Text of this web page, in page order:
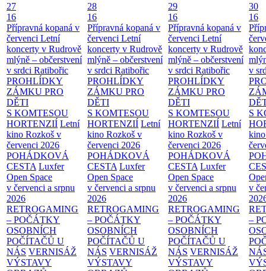
27
16
Přípravná kopaná v
červenci Letní
koncerty v Rudrově
mlýně – občerstvení
v srdci Ratibořic
PROHLÍDKY
ZÁMKU PRO
DĚTI
S KOMTESOU
HORTENZIÍ Letní
kino Rozkoš v
červenci 2026
POHÁDKOVÁ
CESTA Luxfer
Open Space
v červenci a srpnu
2026
RETROGAMING
– POČÁTKY
OSOBNÍCH
POČÍTAČŮ U
NÁS VERNISÁŽ
VÝSTAVY
28
16
Přípravná kopaná v
červenci Letní
koncerty v Rudrově
mlýně – občerstvení
v srdci Ratibořic
PROHLÍDKY
ZÁMKU PRO
DĚTI
S KOMTESOU
HORTENZIÍ Letní
kino Rozkoš v
červenci 2026
POHÁDKOVÁ
CESTA Luxfer
Open Space
v červenci a srpnu
2026
RETROGAMING
– POČÁTKY
OSOBNÍCH
POČÍTAČŮ U
NÁS VERNISÁŽ
VÝSTAVY
29
16
Přípravná kopaná v
červenci Letní
koncerty v Rudrově
mlýně – občerstvení
v srdci Ratibořic
PROHLÍDKY
ZÁMKU PRO
DĚTI
S KOMTESOU
HORTENZIÍ Letní
kino Rozkoš v
červenci 2026
POHÁDKOVÁ
CESTA Luxfer
Open Space
v červenci a srpnu
2026
RETROGAMING
– POČÁTKY
OSOBNÍCH
POČÍTAČŮ U
NÁS VERNISÁŽ
VÝSTAVY
30
16
v
S
v
–